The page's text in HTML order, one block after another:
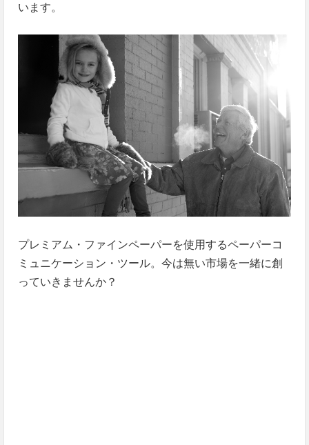
います。
プレミアム・ファインペーパーを使用するペーパーコ
ミュニケーション・ツール。今は無い市場を一緒に創
っていきませんか？